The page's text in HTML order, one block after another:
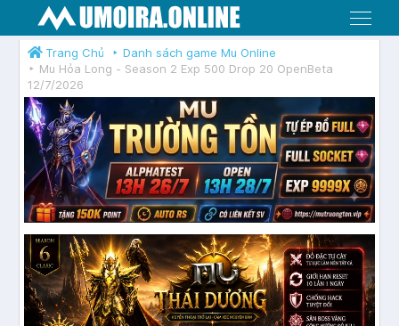
Menu
Trang Chủ
Danh sách game Mu Online
Mu Hỏa Long - Season 2 Exp 500 Drop 20 OpenBeta
12/7/2026